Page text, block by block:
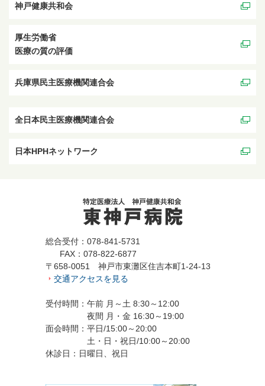
神戸健康共和会
厚生労働省
医療の質の評価
兵庫県民主医療機関連合会
全日本民主医療機関連合会
日本HPHネットワーク
総合受付：078-841-5731
FAX：078-822-6877
〒658-0051 神戸市東灘区住吉本町1-24-13
交通アクセスを見る
受付時間：午前 月～土 8:30～12:00
夜間 月・金 16:30～19:00
面会時間：平日/15:00～20:00
土・日・祝日/10:00～20:00
休診日：日曜日、祝日